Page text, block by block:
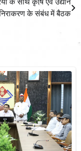
के संबंध में बैठक